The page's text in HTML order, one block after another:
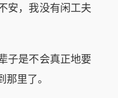
安，我没有闲工夫
子是不会真正地要
里了。